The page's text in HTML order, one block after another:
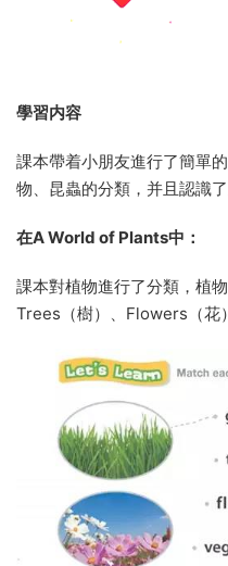
學習内容
課本帶着小朋友進行了簡單
物、昆蟲的分類，并且認識
在A World of Plants中：
課本對植物進行了分類，植
Trees（樹）、Flowers（花